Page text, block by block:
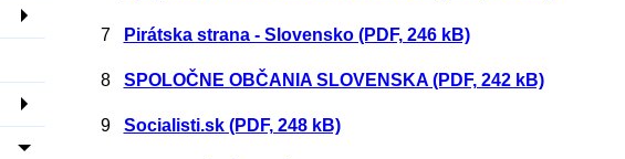
7 Pirátska strana - Slovensko (PDF, 246 kB)
8 SPOLOČNE OBČANIA SLOVENSKA (PDF, 242 kB)
9 Socialisti.sk (PDF, 248 kB)